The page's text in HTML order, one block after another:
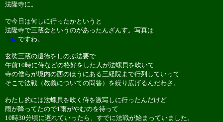
法隆寺に。
で今日は何しに行ったかというと
法隆寺で三蔵会というのがあったんざんす。写真は
コレですわ。
玄奘三蔵の遺徳をしのぶ法要で
午前10時に侍などの格好をした人が法螺貝を吹いて
寺の僧らが境内の西のほうにある三経院まで行列していって
そこで法戦（教義についての問答）を繰り広げるんだわさ。
わたし的には法螺貝を吹く侍を激写しに行ったんだけど
雨が降ってたので1雨がやむのを待って
10時30分頃に遅れていったら、すでに法戦が始まっていました。